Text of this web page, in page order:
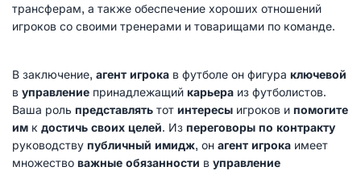
трансферам, а также обеспечение хороших отношений
игроков со своими тренерами и товарищами по команде.
В заключение, агент игрока в футболе он фигура ключевой
в управление принадлежащий карьера из футболистов.
Ваша роль представлять тот интересы игроков и помогите
им к достичь своих целей. Из переговоры по контракту
руководству публичный имидж, он агент игрока имеет
множество важные обязанности в управление